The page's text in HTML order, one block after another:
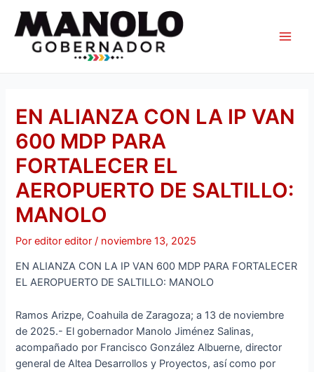
contenido
EN ALIANZA CON LA IP VAN
600 MDP PARA
FORTALECER EL
AEROPUERTO DE SALTILLO:
MANOLO
Poreditor editor/ noviembre 13, 2025
EN ALIANZA CON LA IP VAN 600 MDP PARA FORTALECER
EL AEROPUERTO DE SALTILLO: MANOLO
Ramos Arizpe, Coahuila de Zaragoza; a 13 de noviembre
de 2025.- El gobernador Manolo Jiménez Salinas,
acompañado por Francisco González Albuerne, director
general de Altea Desarrollos y Proyectos, así como por
de
entradas